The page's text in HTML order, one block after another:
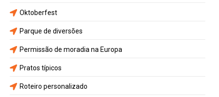
Oktoberfest
Parque de diversões
Permissão de moradia na Europa
Pratos típicos
Roteiro personalizado